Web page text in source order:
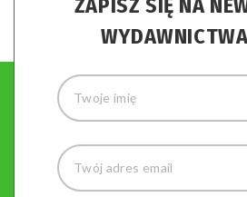
dzielenia się swoim punktem
go, co buduje empatię i
Ile czasu potrzeba, aby
zmienić negatywny nawyk
przepracować trudną
Zmiana myśli i zbudowanie
dziecka zajmuje63 dni. Choć często